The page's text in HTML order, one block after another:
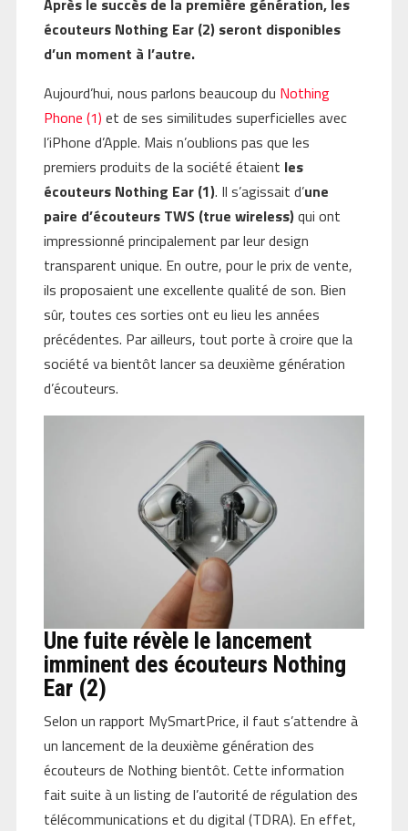
écouteurs Nothing Ear (2) seront disponibles
d’un moment à l’autre.
Aujourd’hui, nous parlons beaucoup du Nothing
Phone (1) et de ses similitudes superficielles avec
l’iPhone d’Apple. Mais n’oublions pas que les
premiers produits de la société étaient les
écouteurs Nothing Ear (1). Il s’agissait d’une
paire d’écouteurs TWS (true wireless)qui ont
impressionné principalement par leur design
transparent unique. En outre, pour le prix de vente,
ils proposaient une excellente qualité de son. Bien
sûr, toutes ces sorties ont eu lieu les années
précédentes. Par ailleurs, tout porte à croire que la
société va bientôt lancer sa deuxième génération
d’écouteurs.
Une fuite révèle le lancement
imminent des écouteurs Nothing
Ear (2)
Selon un rapport MySmartPrice, il faut s’attendre à
un lancement de la deuxième génération des
écouteurs de Nothing bientôt. Cette information
fait suite à un listing de l’autorité de régulation des
télécommunications et du digital (TDRA). En effet,